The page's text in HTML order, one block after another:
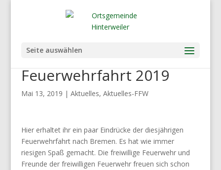
Seite auswählen
Feuerwehrfahrt 2019
Mai 13, 2019 | Aktuelles, Aktuelles-FFW
Hier erhaltet ihr ein paar Eindrücke der diesjährigen
Feuerwehrfahrt nach Bremen. Es hat wie immer
riesigen Spaß gemacht. Die freiwillige Feuerwehr und
Freunde der freiwilligen Feuerwehr freuen sich schon